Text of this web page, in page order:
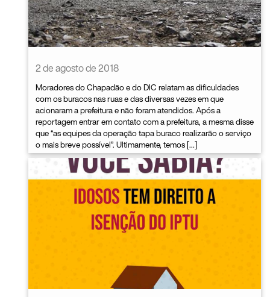
2 de agosto de 2018
Moradores do Chapadão e do DIC relatam as dificuldades
com os buracos nas ruas e das diversas vezes em que
acionaram a prefeitura e não foram atendidos. Após a
reportagem entrar em contato com a prefeitura, a mesma disse
que “as equipes da operação tapa buraco realizarão o serviço
o mais breve possível”. Ultimamente, temos […]